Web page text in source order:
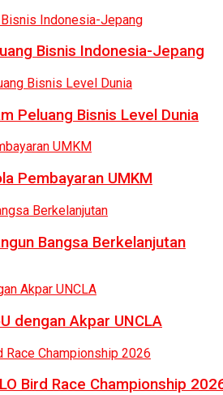
Bisnis Indonesia-Jepang
Peluang Bisnis Level Dunia
Pembayaran UMKM
Bangsa Berkelanjutan
dengan Akpar UNCLA
Bird Race Championship